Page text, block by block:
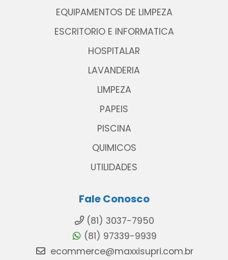
EQUIPAMENTOS DE LIMPEZA
ESCRITORIO E INFORMATICA
HOSPITALAR
LAVANDERIA
LIMPEZA
PAPEIS
PISCINA
QUIMICOS
UTILIDADES
Fale Conosco
(81) 3037-7950
(81) 97339-9939
ecommerce@maxxisupri.com.br